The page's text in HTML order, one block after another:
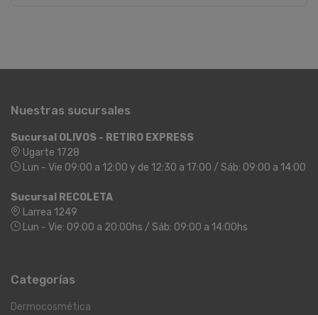
Nuestras sucursales
Sucursal OLIVOS - RETIRO EXPRESS
Ugarte 1728
Lun - Vie 09:00 a 12:00 y de 12:30 a 17:00 / Sáb: 09:00 a 14:00
Sucursal RECOLETA
Larrea 1249
Lun - Vie: 09:00 a 20:00hs / Sáb: 09:00 a 14:00hs
Categorías
Dermocosmética